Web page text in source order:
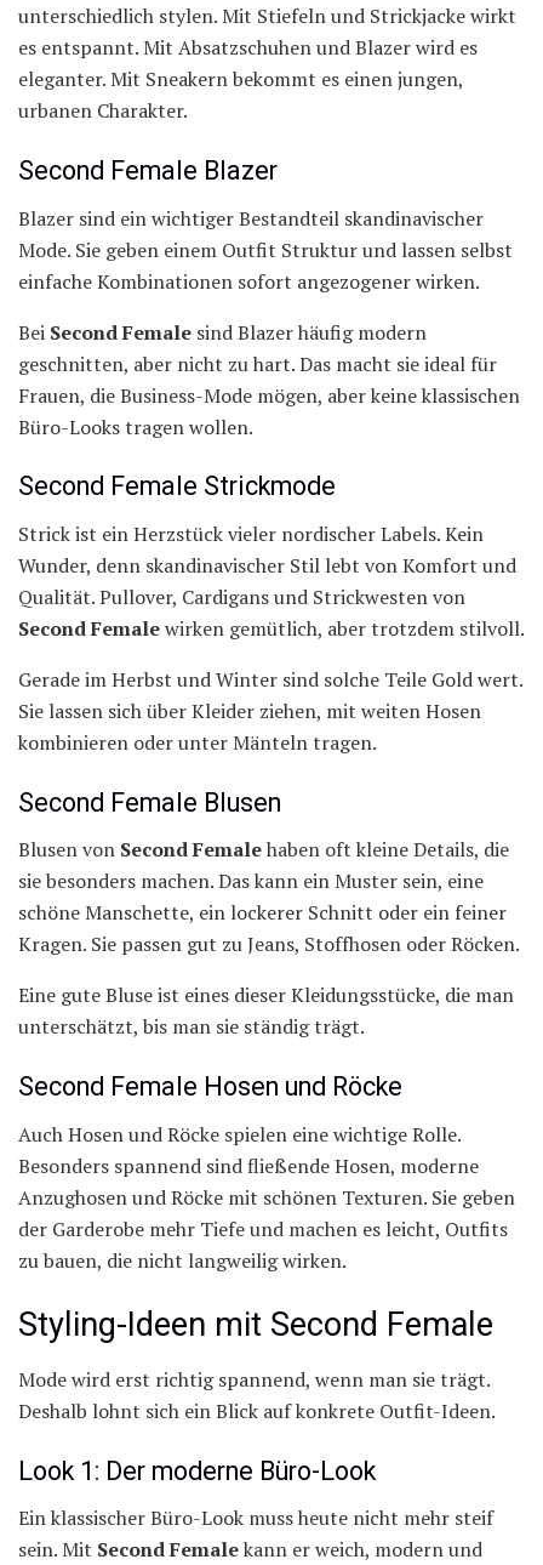
unterschiedlich stylen. Mit Stiefeln und Strickjacke wirkt
es entspannt. Mit Absatzschuhen und Blazer wird es
eleganter. Mit Sneakern bekommt es einen jungen,
urbanen Charakter.
Second Female Blazer
Blazer sind ein wichtiger Bestandteil skandinavischer
Mode. Sie geben einem Outfit Struktur und lassen selbst
einfache Kombinationen sofort angezogener wirken.
Bei Second Female sind Blazer häufig modern
geschnitten, aber nicht zu hart. Das macht sie ideal für
Frauen, die Business-Mode mögen, aber keine klassischen
Büro-Looks tragen wollen.
Second Female Strickmode
Strick ist ein Herzstück vieler nordischer Labels. Kein
Wunder, denn skandinavischer Stil lebt von Komfort und
Qualität. Pullover, Cardigans und Strickwesten von
Second Femalewirken gemütlich, aber trotzdem stilvoll.
Gerade im Herbst und Winter sind solche Teile Gold wert.
Sie lassen sich über Kleider ziehen, mit weiten Hosen
kombinieren oder unter Mänteln tragen.
Second Female Blusen
Blusen von Second Femalehaben oft kleine Details, die
sie besonders machen. Das kann ein Muster sein, eine
schöne Manschette, ein lockerer Schnitt oder ein feiner
Kragen. Sie passen gut zu Jeans, Stoffhosen oder Röcken.
Eine gute Bluse ist eines dieser Kleidungsstücke, die man
unterschätzt, bis man sie ständig trägt.
Second Female Hosen und Röcke
Auch Hosen und Röcke spielen eine wichtige Rolle.
Besonders spannend sind fließende Hosen, moderne
Anzughosen und Röcke mit schönen Texturen. Sie geben
der Garderobe mehr Tiefe und machen es leicht, Outfits
zu bauen, die nicht langweilig wirken.
Styling-Ideen mit Second Female
Mode wird erst richtig spannend, wenn man sie trägt.
Deshalb lohnt sich ein Blick auf konkrete Outfit-Ideen.
Look 1: Der moderne Büro-Look
Ein klassischer Büro-Look muss heute nicht mehr steif
sein. Mit Second Femalekann er weich, modern und